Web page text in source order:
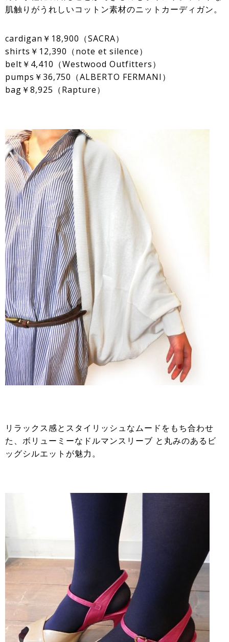
肌触りがうれしいコットン素材のニットカーディガン。
cardigan￥18,900（SACRA）
shirts￥12,390（note et silence）
belt￥4,410（Westwood Outfitters）
pumps￥36,750（ALBERTO FERMANI）
bag￥8,925（Rapture）
リラックス感とスタイリッシュなムードをもち合わせ
た、ボリューミーなドルマンスリーブ と丸みのあるビ
ッグシルエットが魅力。